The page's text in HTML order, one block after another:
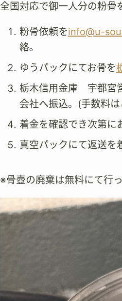
全国対応で御一人分の粉骨
粉骨依頼をinfo@u-
絡。
ゆうパックにてお骨を
栃木信用金庫 宇都宮
会社へ振込。(手数料
着金を確認でき次第に
真空パックにて返送を
※骨壺の廃棄は無料にて行